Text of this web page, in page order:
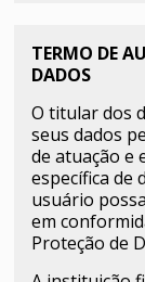
TERMO DE
DADOS
O titular dos
seus dados
de atuação e
específica de
usuário
em
Proteção de